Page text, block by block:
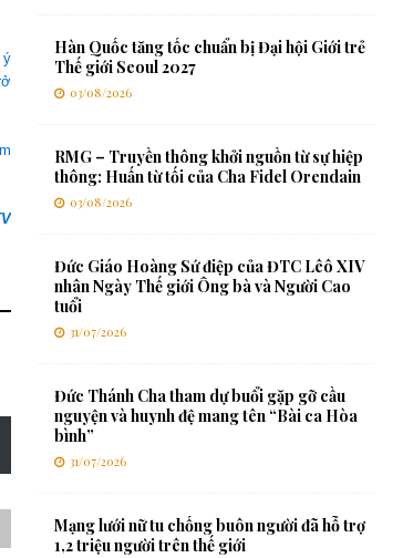
ý
Hàn Quốc tăng tốc chuẩn bị Đại hội Giới trẻ
Thế giới Seoul 2027
03/08/2026
RMG – Truyền thông khởi nguồn từ sự hiệp
thông: Huấn từ tối của Cha Fidel Orendain
03/08/2026
Đức Giáo Hoàng Sứ điệp của ĐTC Lêô XIV
nhân Ngày Thế giới Ông bà và Người Cao
tuổi
31/07/2026
Đức Thánh Cha tham dự buổi gặp gỡ cầu
nguyện và huynh đệ mang tên “Bài ca Hòa
bình”
31/07/2026
Mạng lưới nữ tu chống buôn người đã hỗ trợ
1,2 triệu người trên thế giới